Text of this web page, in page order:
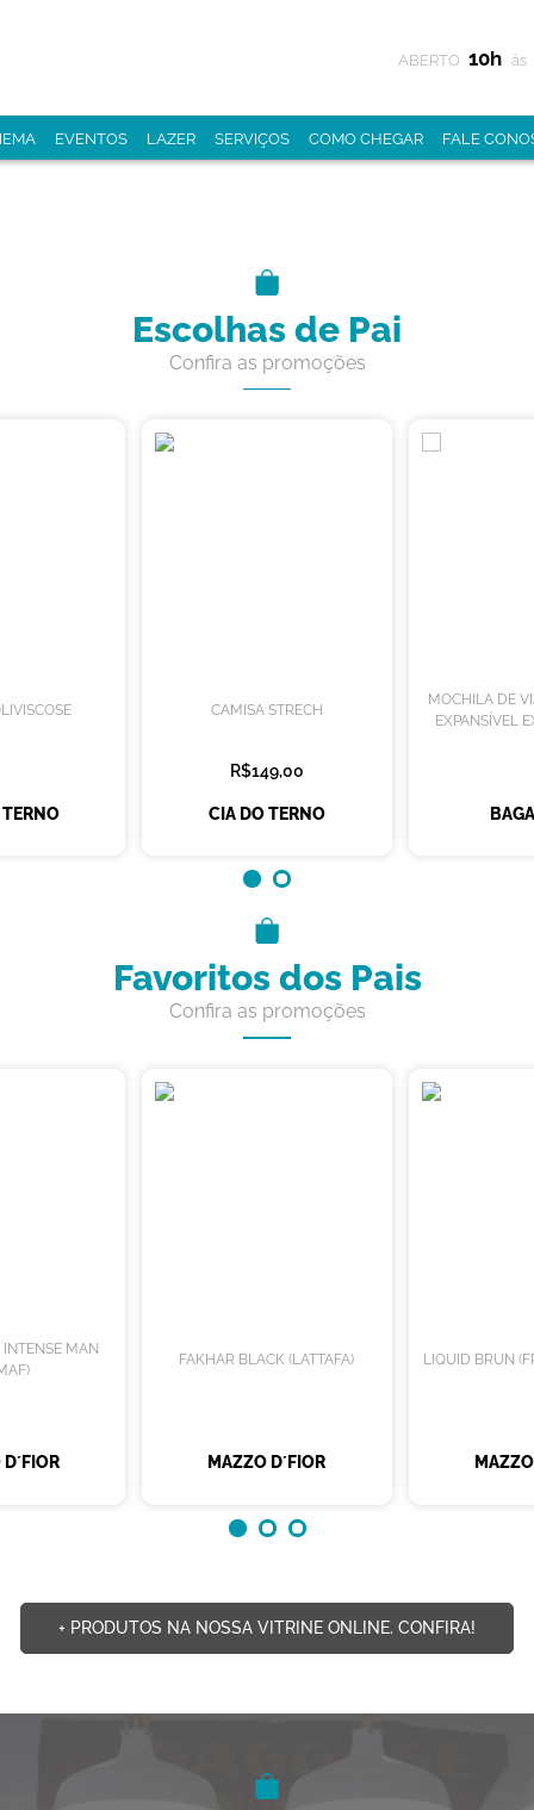
ABERTO 10h às
EVENTOS LAZER SERVIÇOS COMO CHEGAR FALE
Escolhas de Pai
Confira as promoções
CAMISA STRECH
R$149,00
CIA DO TERNO
MOCHILA DE
EXPANSÍVEL
Favoritos dos Pais
Confira as promoções
MAN
FAKHAR BLACK (LATTAFA)
MAZZO D´FIOR
LIQUID BRUN
+ PRODUTOS NA NOSSA VITRINE ONLINE. CONFIRA!